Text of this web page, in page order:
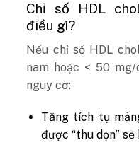
Chỉ số HDL
điều gì?
Nếu chỉ số HDL
nam hoặc < 50
nguy cơ:
Tăng tích tụ
được “thu dọn”